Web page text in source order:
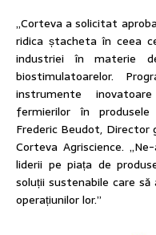
„Corteva a solicitat
ridica ștacheta în ceea
industriei în materie
biostimulatoarelor.
instrumente
fermierilor în
Frederic Beudot, Director
Corteva Agriscience.
liderii pe piața de
soluții sustenabile care
operațiunilor lor.”